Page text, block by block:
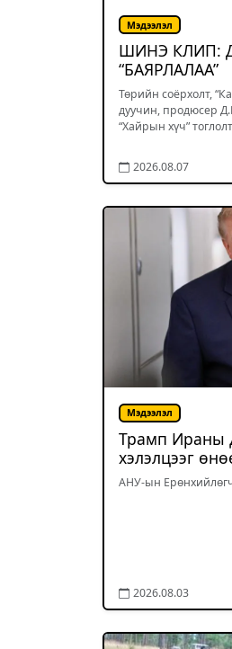
Мэдээлэл
ШИНЭ КЛИП:
“БАЯРЛАЛАА”
Төрийн соёрхолт,
дуучин, продюсер
“Хайрын хүч”
2026.08.07
Мэдээлэл
Трамп Ираны
хэлэлцээг
АНУ-ын
2026.08.03